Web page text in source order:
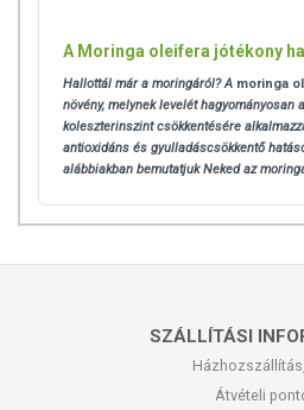
A Moringa oleifera jótékony
Hallottál már a moringáról? A moringa
növény, melynek levelét hagyományosan
koleszterinszint csökkentésére
antioxidáns és gyulladáscsökkentő
alábbiakban bemutatjuk Neked az
SZÁLLÍTÁSI
Átvételi